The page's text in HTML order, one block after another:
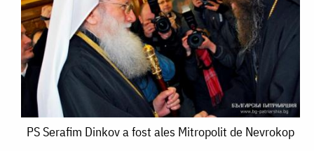
PS
PS Serafim Dinkov a fost ales Mitropolit de Nevrokop